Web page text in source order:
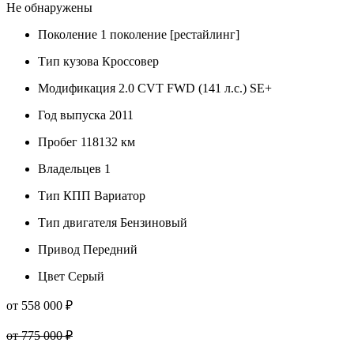
Не обнаружены
Поколение 1 поколение [рестайлинг]
Тип кузова Кроссовер
Модификация 2.0 CVT FWD (141 л.с.) SE+
Год выпуска 2011
Пробег 118132 км
Владельцев 1
Тип КПП Вариатор
Тип двигателя Бензиновый
Привод Передний
Цвет Серый
от 558 000 ₽
от 775 000 ₽